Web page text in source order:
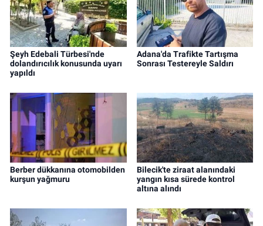
Şeyh Edebali Türbesi'nde
dolandırıcılık konusunda uyarı
yapıldı
Adana'da Trafikte Tartışma
Sonrası Testereyle Saldırı
Berber dükkanına otomobilden
kurşun yağmuru
Bilecik'te ziraat alanındaki
yangın kısa sürede kontrol
altına alındı